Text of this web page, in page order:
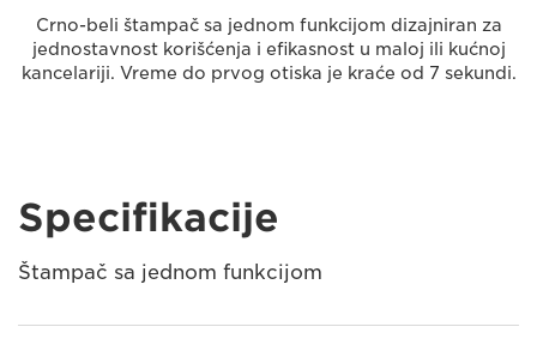
Crno-beli štampač sa jednom funkcijom dizajniran za
jednostavnost korišćenja i efikasnost u maloj ili kućnoj
kancelariji. Vreme do prvog otiska je kraće od 7 sekundi.
Specifikacije
Štampač sa jednom funkcijom